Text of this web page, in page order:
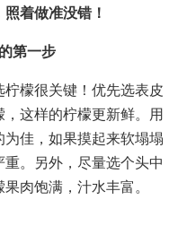
着做准没错！
第一步
檬很关键！优先选表皮
这样的柠檬更新鲜。用
佳，如果摸起来软塌塌
。另外，尽量选个头中
肉饱满，汁水丰富。